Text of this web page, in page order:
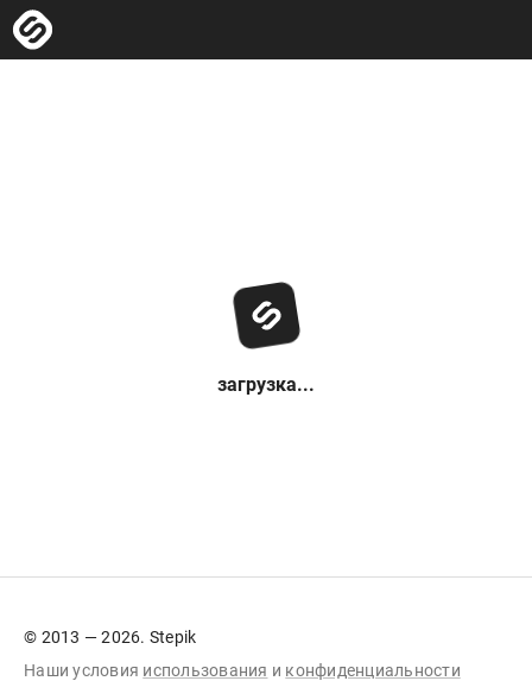
загрузка...
© 2013 — 2026. Stepik
Наши условия использования и конфиденциальности